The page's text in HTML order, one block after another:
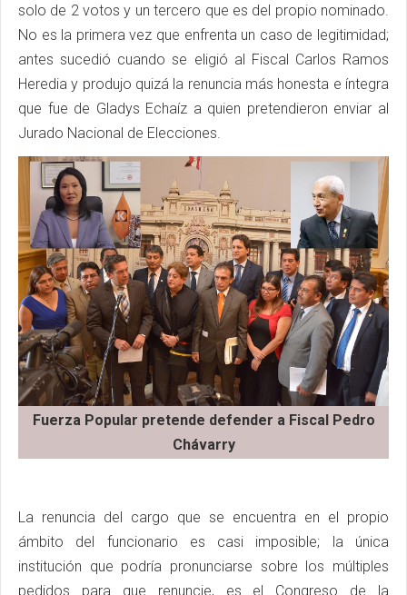
solo de 2 votos y un tercero que es del propio nominado.
No es la primera vez que enfrenta un caso de legitimidad;
antes sucedió cuando se eligió al Fiscal Carlos Ramos
Heredia y produjo quizá la renuncia más honesta e íntegra
que fue de Gladys Echaíz a quien pretendieron enviar al
Jurado Nacional de Elecciones.
Fuerza Popular pretende defender a Fiscal Pedro
Chávarry
La renuncia del cargo que se encuentra en el propio
ámbito del funcionario es casi imposible; la única
institución que podría pronunciarse sobre los múltiples
pedidos para que renuncie, es el Congreso de la